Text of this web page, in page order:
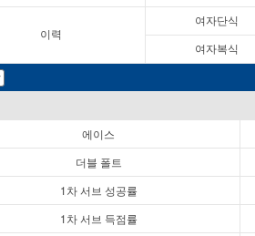
이력
여자단식
여자복식
에이스
더블 폴트
1차 서브 성공률
1차 서브 득점률